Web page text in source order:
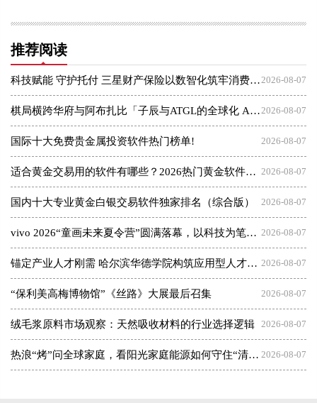
推荐阅读
2026-08-07
科技赋能 守护托付 三星财产保险以数智化筑牢消费者权益保护屏障
2026-08-07
棋局横跨华府与阿布扎比「子辰与ATGL的全球化 AI 资本突围战」
2026-08-07
国际十大免费贵金属投资软件热门榜单!
2026-08-07
适合黄金交易用的软件有哪些？2026热门黄金软件速览！
2026-08-07
国内十大专业黄金白银交易软件独家排名（综合版）
2026-08-07
vivo 2026“童画未来夏令营”圆满落幕，以科技为笔，绘就美育未来
2026-08-07
锚定产业人才刚需 哈尔滨华德学院构筑应用型人才成长高地
2026-08-07
“保利美高梅博物馆”《丝路》大展最后召集
2026-08-07
绒毛浆原料市场观察：天然吸收材料的行业选择逻辑
2026-08-07
热浪“烤”问全球家庭，看阳光家庭能源如何守住“清凉”底气